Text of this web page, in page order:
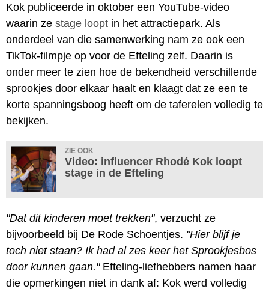
Kok publiceerde in oktober een YouTube-video
waarin ze stage loopt in het attractiepark. Als
onderdeel van die samenwerking nam ze ook een
TikTok-filmpje op voor de Efteling zelf. Daarin is
onder meer te zien hoe de bekendheid verschillende
sprookjes door elkaar haalt en klaagt dat ze een te
korte spanningsboog heeft om de taferelen volledig te
bekijken.
ZIE OOK
Video: influencer Rhodé Kok loopt
stage in de Efteling
"Dat dit kinderen moet trekken", verzucht ze
bijvoorbeeld bij De Rode Schoentjes. "Hier blijf je
toch niet staan? Ik had al zes keer het Sprookjesbos
door kunnen gaan."Efteling-liefhebbers namen haar
die opmerkingen niet in dank af: Kok werd volledig